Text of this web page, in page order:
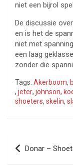
niet een bijrol
De discussie
en is het de
niet met
een laag
zonder die
Tags: Akerboom,
, jeter, johnson,
shoeters, skelin,
Bericht
navigatie
Donar –